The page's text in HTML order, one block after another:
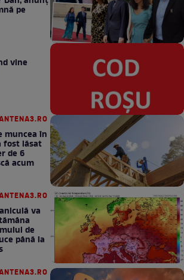
pe
vine
muncea în
fost lăsat
de 6
acum
va
de
până la